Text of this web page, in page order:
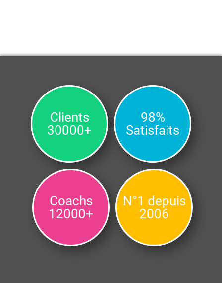
Clients
30000+
98%
Satisfaits
Coachs
12000+
N°1 depuis
2006